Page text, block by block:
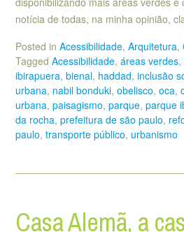
notícia de todas, na minha opinião,
Posted in Acessibilidade, Arquitetura,
Tagged Acessibilidade, áreas verdes,
ibirapuera, bienal, haddad, inclusão
urbana, nabil bonduki, obelisco, oca,
urbana, paisagismo, parque, parque
da rocha, prefeitura de são paulo,
paulo, transporte público, urbanismo
Casa Alemã, a